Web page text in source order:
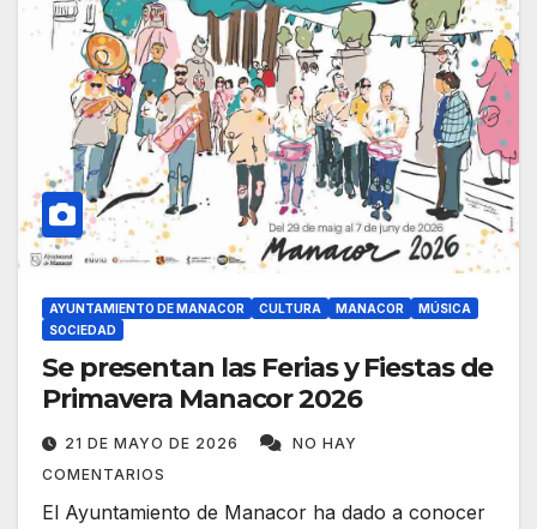
AYUNTAMIENTO DE MANACOR CULTURA MANACOR
MÚSICA
SOCIEDAD
Se presentan las Ferias y Fiestas de
Primavera Manacor 2026
21 DE MAYO DE 2026
NO HAY
COMENTARIOS
El Ayuntamiento de Manacor ha dado a conocer